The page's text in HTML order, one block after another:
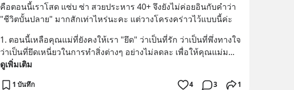
คือตอนนี้เราโสด แซ่บ ซ่า สวยประหาร 40+ จึงยังไม่ค่อยอินกับคำว่า
"ชีวิตบั้นปลาย" มากสักเท่าไหร่นะคะ แต่วางโครงคร่าวไว้แบบนี้ค่ะ
1. ตอนนี้เหลือคุณแม่ที่ยังคงให้เรา "ยึด" ว่าเป็นที่รัก ว่าเป็นที่พึ่งทางใจ
ว่าเป็นที่ยึดเหนี่ยวในการทำสิ่งต่างๆ อย่างไม่ลดละ เพื่อให้คุณแม่ม...
ดูเพิ่มเติม
1 บันทึก 4 3 1